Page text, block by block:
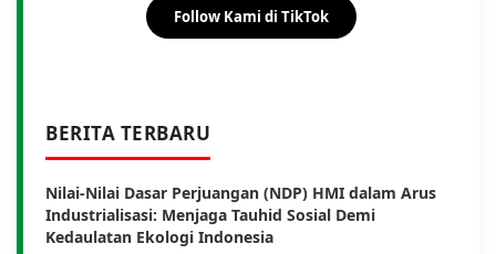
Follow Kami di TikTok
BERITA TERBARU
Nilai-Nilai Dasar Perjuangan (NDP) HMI dalam Arus
Industrialisasi: Menjaga Tauhid Sosial Demi
Kedaulatan Ekologi Indonesia